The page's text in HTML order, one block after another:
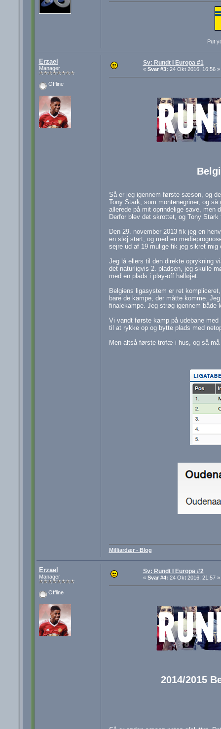
Put
Erzael
Manager
Offline
Sv: Rundt I Europa #1
« Svar #3: 24 Okt 2016, 16:56 »
Så er jeg igennem første sæson, og
Tony Stark, som montenegriner, og
allerede på mit oprindelige save, men
Derfor blev det skrottet, og Tony
Den 29. november 2013 fik jeg en
en sløj start, og med en
sejre ud af 19 mulige fik jeg sikret mig
Jeg lå ellers til den direkte oprykning
det naturligvis 2. pladsen, jeg skulle
med en plads i play-off halløjet.
Belgiens ligasystem er ret
bare de kampe, der måtte komme.
finalekampe. Jeg strøg igennem både
Vi vandt første kamp på udebane
til at rykke op og bytte plads med
Men altså første trofæ i hus, og så
Milliardær - Blog
Erzael
Manager
Offline
Sv: Rundt I Europa #2
« Svar #4: 24 Okt 2016, 21:57 »
2014/2015